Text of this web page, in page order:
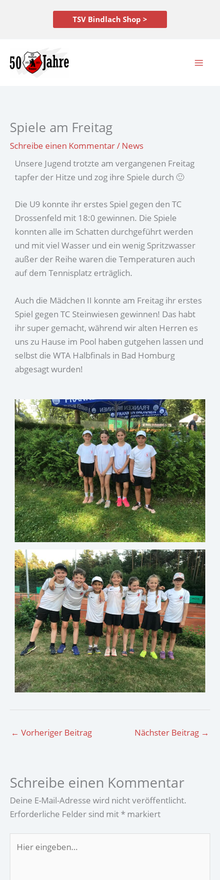
TSV Bindlach Shop >
Spiele am Freitag
Schreibe einen Kommentar/ News
Unsere Jugend trotzte am vergangenen Freitag
tapfer der Hitze und zog ihre Spiele durch 🙂
Die U9 konnte ihr erstes Spiel gegen den TC
Drossenfeld mit 18:0 gewinnen. Die Spiele
konnten alle im Schatten durchgeführt werden
und mit viel Wasser und ein wenig Spritzwasser
außer der Reihe waren die Temperaturen auch
auf dem Tennisplatz erträglich.
Auch die Mädchen II konnte am Freitag ihr erstes
Spiel gegen TC Steinwiesen gewinnen! Das habt
ihr super gemacht, während wir alten Herren es
uns zu Hause im Pool haben gutgehen lassen und
selbst die WTA Halbfinals in Bad Homburg
abgesagt wurden!
← Vorheriger Beitrag Nächster Beitrag →
Schreibe einen Kommentar
Deine E-Mail-Adresse wird nicht veröffentlicht.
Erforderliche Felder sind mit * markiert
eingeben…